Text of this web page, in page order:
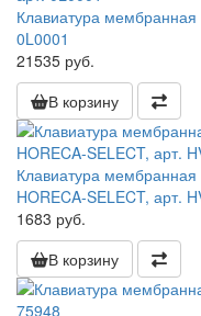
Клавиатура
0L0001
21535 руб.
В корзину
Клавиатура
HORECA-SELECT, арт.
1683 руб.
В корзину